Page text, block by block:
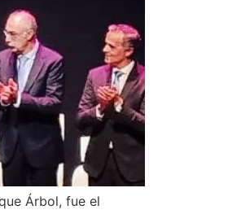
Árbol, fue el